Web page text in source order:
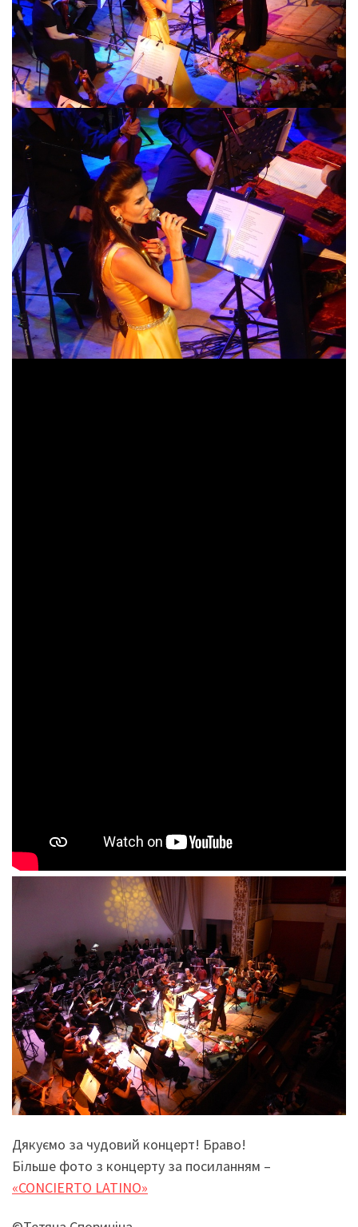
Дякуємо за чудовий концерт! Браво!
Більше фото з концерту за посиланням –
«CONCIERTO LATINO»